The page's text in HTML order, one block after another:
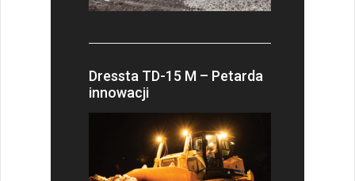
Dressta TD-15 M – Petarda
innowacji